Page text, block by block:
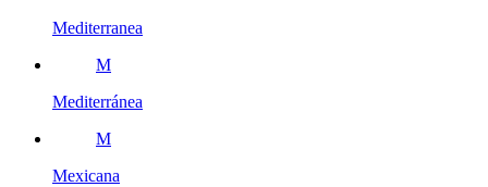
Mediterranea
M
Mediterránea
M
Mexicana